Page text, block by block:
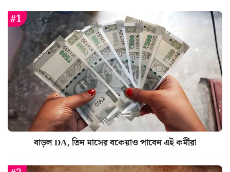
বাড়ল DA, তিন মাসের বকেয়াও পাবেন এই কর্মীরা